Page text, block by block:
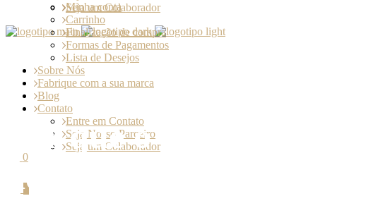
Seja um Colaborador
0
0
Minha conta
Carrinho
Finalização de compra
Formas de Pagamentos
Lista de Desejos
Sobre Nós
Fabrique com a sua marca
Blog
Contato
Entre em Contato
Seja Nosso Parceiro
Seja um Colaborador
Por que o Limoncello
demais